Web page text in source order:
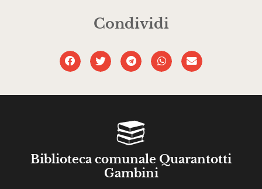
Condividi
Biblioteca comunale Quarantotti
Gambini